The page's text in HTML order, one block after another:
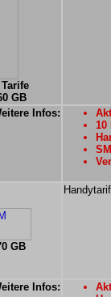
GB
Infos:
10
GB
Infos: